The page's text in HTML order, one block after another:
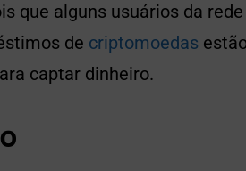
que alguns usuários da
de criptomoedas
captar dinheiro.